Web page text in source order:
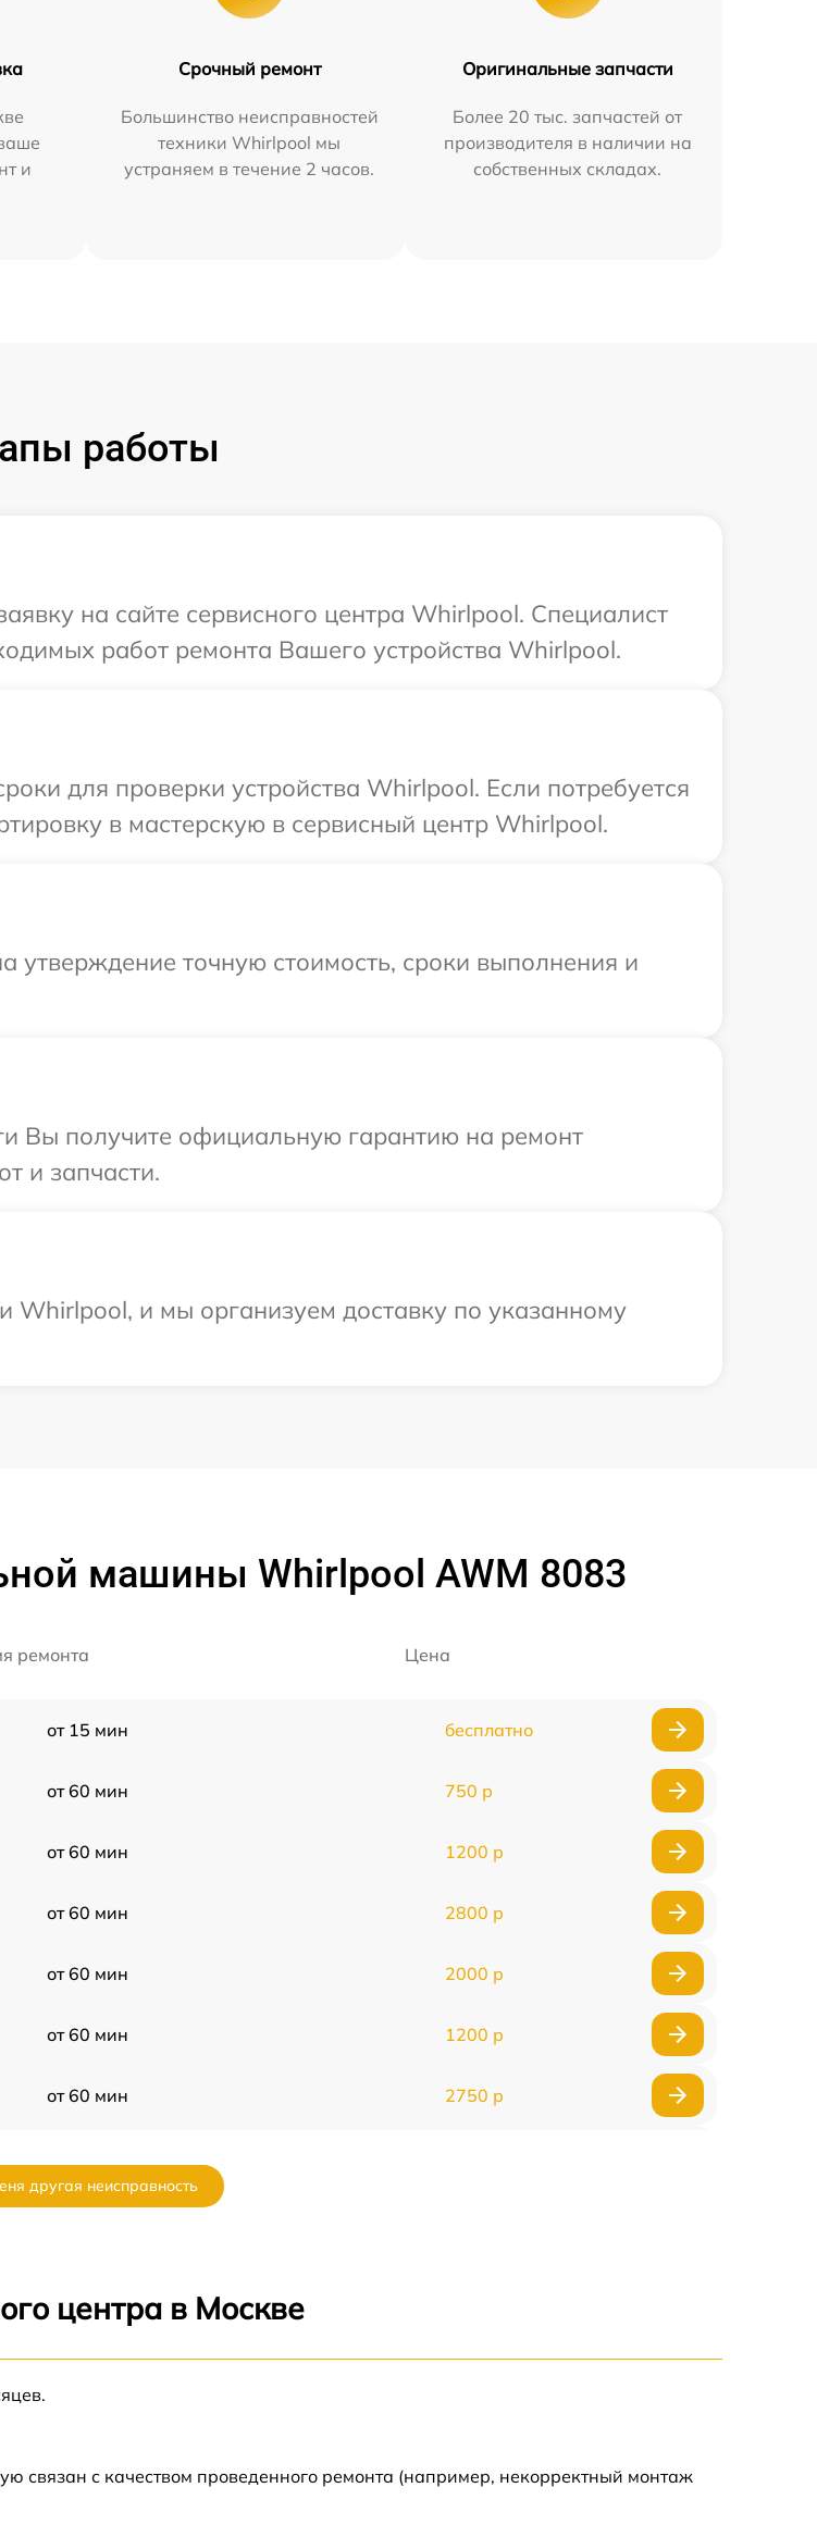
и
Срочный ремонт
Большинство неисправностей
техники Whirlpool мы
устраняем в течение 2 часов.
Оригинальные запчасти
Более 20 тыс. запчастей от
производителя в наличии на
собственных складах.
работы
на сайте сервисного центра Whirlpool. Специалист
работ ремонта Вашего устройства Whirlpool.
для проверки устройства Whirlpool. Если потребуется
в мастерскую в сервисный центр Whirlpool.
утверждение точную стоимость, сроки выполнения и
Вы получите официальную гарантию на ремонт
и запчасти.
и мы организуем доставку по указанному
машины Whirlpool AWM 8083
ремонта Цена
от 15 мин бесплатно
от 60 мин 750 р
от 60 мин 1200 р
от 60 мин 2800 р
от 60 мин 2000 р
от 60 мин 1200 р
от 60 мин 2750 р
другая неисправность
центра в Москве
связан с качеством проведенного ремонта (например, некорректный монтаж